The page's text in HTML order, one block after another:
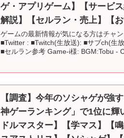
ゲ・アプリゲーム】【サービ
解説】【セルラン・売上】【お
ゲームの最新情報が気になる方はチャ
■Twitter : ■Twitch(生放送): ■サブch(生
■セルラン参考 Game-i様: BGM:Tobu -
【調査】今年のソシャゲが強
神ゲーランキング」で1位に
ドルマスター】【学マス】【